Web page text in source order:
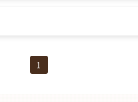
1